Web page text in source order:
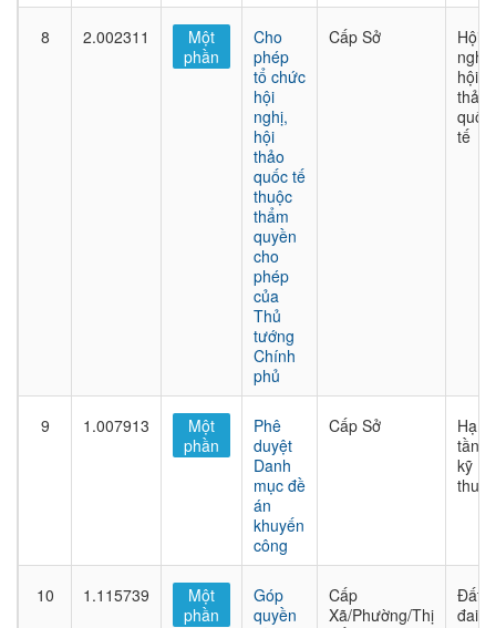
8 2.002311
Một
phần
Cho
phép
tổ chức
hội
nghị,
hội
thảo
quốc tế
thuộc
thẩm
quyền
cho
phép
của
Thủ
tướng
Chính
phủ
Cấp Sở
Hội
nghị,
hội
thảo
quốc
tế
9 1.007913
Một
phần
Phê
duyệt
Danh
mục đề
án
khuyến
công
Cấp Sở
Hạ
tầng
kỹ
thuật
10 1.115739
Một
phần
Góp
quyền
Cấp
Xã/Phường/Thị
Đất
đai